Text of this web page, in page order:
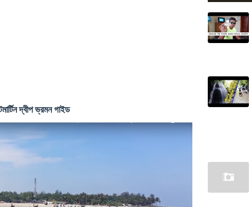
দ্বীপ ভ্রমন গাইড